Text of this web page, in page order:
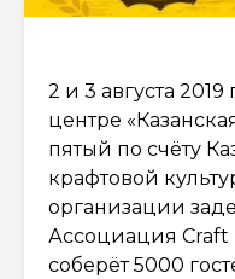
2 и 3 августа
центре
пятый по счёту
крафтовой
организации
Ассоциация Craft
соберёт 5000